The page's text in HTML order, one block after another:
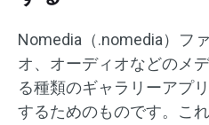
Nomedia（.nomedia）フ
オ、オーディオなどのメ
る種類のギャラリーアプ
するためのものです。こ